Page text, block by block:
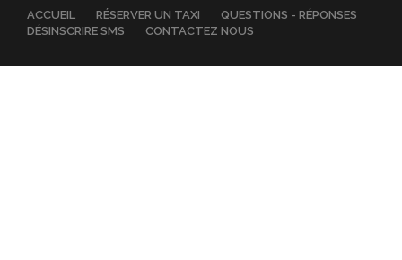
ACCUEIL RÉSERVER UN TAXI
QUESTIONS - RÉPONSES
DÉSINSCRIRE SMS
CONTACTEZ NOUS